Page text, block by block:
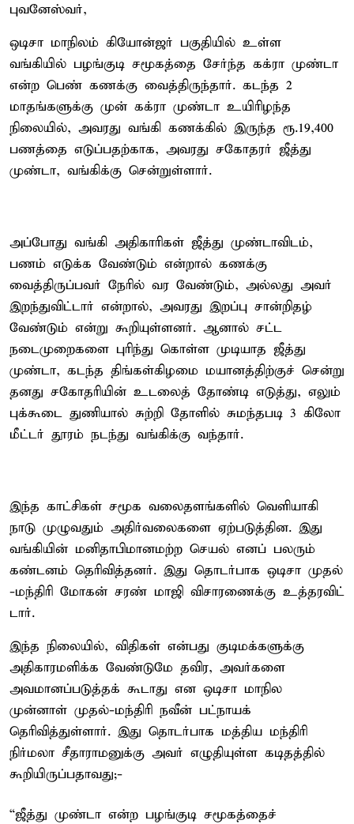
புவனேஸ்வர்,
ஒடிசா மாநிலம் கியோன்ஜர் பகுதியில் உள்ள
வங்கியில் பழங்குடி சமூகத்தை சேர்ந்த கக்ரா முண்டா
என்ற பெண் கணக்கு வைத்திருந்தார். கடந்த 2
மாதங்களுக்கு முன் கக்ரா முண்டா உயிரிழந்த
நிலையில், அவரது வங்கி கணக்கில் இருந்த ரூ.19,400
பணத்தை எடுப்பதற்காக, அவரது சகோதரர் ஜீத்து
முண்டா, வங்கிக்கு சென்றுள்ளார்.
அப்போது வங்கி அதிகாரிகள் ஜீத்து முண்டாவிடம்,
பணம் எடுக்க வேண்டும் என்றால் கணக்கு
வைத்திருப்பவர் நேரில் வர வேண்டும், அல்லது அவர்
இறந்துவிட்டார் என்றால், அவரது இறப்பு சான்றிதழ்
வேண்டும் என்று கூறியுள்ளனர். ஆனால் சட்ட
நடைமுறைகளை புரிந்து கொள்ள முடியாத ஜீத்து
முண்டா, கடந்த திங்கள்கிழமை மயானத்திற்​குச் சென்று
தனது சகோதரியின் உடலைத் தோண்டி எடுத்​து, எலும்​
புக்​கூடை துணியால் சுற்றி தோளில் சுமந்​த​படி 3 கிலோ
மீட்​டர் தூரம் நடந்து வங்​கிக்கு வந்தார்.
இந்​த காட்​சிகள் சமூக வலை​தளங்​களில் வெளி​யாகி
நாடு முழுவதும் அதிர்​வலைகளை ஏற்​படுத்​தின. இது
வங்கி​யின் மனிதாபி​மானமற்ற செயல் எனப் பலரும்
கண்​டனம் தெரிவித்தனர். இது தொடர்பாக ஒடிசா முதல்​
-மந்திரி மோகன் சரண் மாஜி விசா​ரணைக்கு உத்​தர​விட்​
டார்.
இந்த நிலையில், விதிகள் என்பது குடிமக்களுக்கு
அதிகாரமளிக்க வேண்டுமே தவிர, அவர்களை
அவமானப்படுத்தக் கூடாது என ஒடிசா மாநில
முன்னாள் முதல்-மந்திரி நவீன் பட்நாயக்
தெரிவித்துள்ளார். இது தொடர்பாக மத்திய மந்திரி
நிர்மலா சீதாராமனுக்கு அவர் எழுதியுள்ள கடிதத்தில்
கூறியிருப்பதாவது;-
“ஜீத்து முண்டா என்ற பழங்குடி சமூகத்தைச்